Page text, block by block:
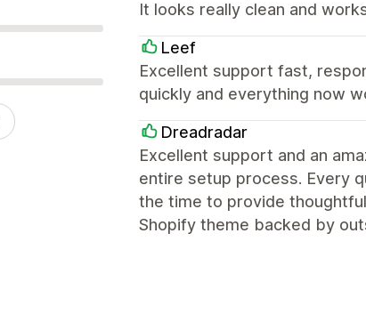
It looks really clean and
Leef
Excellent support fast,
quickly and everything now
Dreadradar
Excellent support and an
entire setup process. Every
the time to provide
Shopify theme backed by